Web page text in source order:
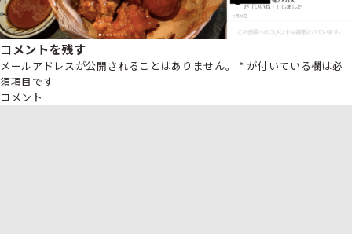
コメントを残す
メールアドレスが公開されることはありません。 * が付いている欄は必
須項目です
コメント